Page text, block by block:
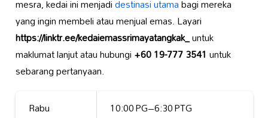
mesra, kedai ini menjadidestinasi utamabagi mereka
yang ingin membeli atau menjual emas. Layari
https://linktr.ee/kedaiemassrimayatangkak_untuk
maklumat lanjut atau hubungi+60 19-777 3541 untuk
sebarang pertanyaan.
Rabu
10:00 PG–6:30 PTG